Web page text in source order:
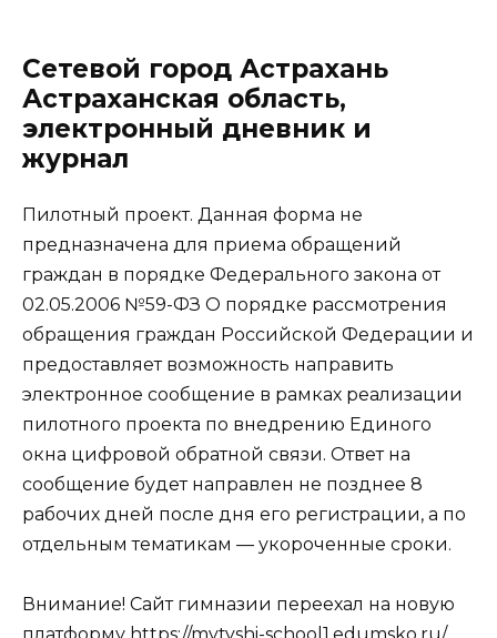
Сетевой город Астрахань
Астраханская область,
электронный дневник и
журнал
Пилотный проект. Данная форма не
предназначена для приема обращений
граждан в порядке Федерального закона от
02.05.2006 №59-ФЗ О порядке рассмотрения
обращения граждан Российской Федерации и
предоставляет возможность направить
электронное сообщение в рамках реализации
пилотного проекта по внедрению Единого
окна цифровой обратной связи. Ответ на
сообщение будет направлен не позднее 8
рабочих дней после дня его регистрации, а по
отдельным тематикам — укороченные сроки.
Внимание! Сайт гимназии переехал на новую